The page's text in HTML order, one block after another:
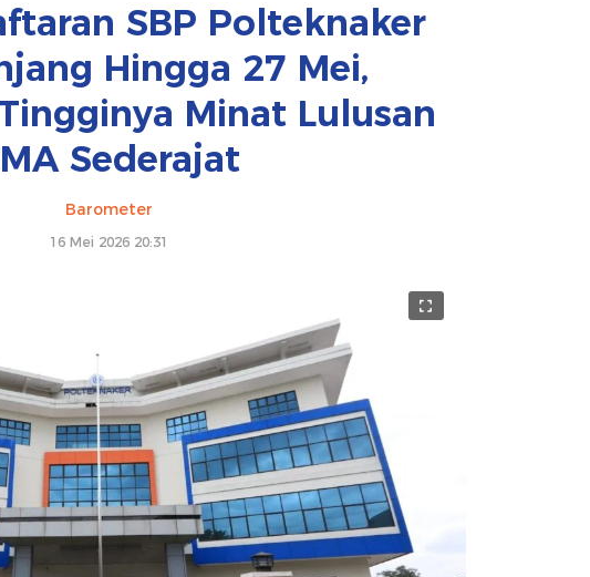
SBP Polteknaker
Hingga 27 Mei,
Minat Lulusan
Sederajat
Barometer
16 Mei 2026 20:31